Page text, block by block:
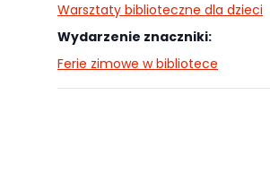
Warsztaty biblioteczne dla dzieci
Wydarzenie znaczniki:
Ferie zimowe w bibliotece